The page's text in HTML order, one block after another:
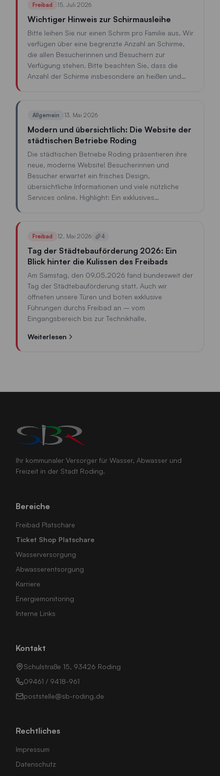
Freibad 15. Juli 2026
Wichtiger Hinweis zur Schirmausleihe
Bitte leihen Sie nur einen Schirm pro Familie aus. Wir
verfügen über eine begrenzte Anzahl an Schirme,
die allen Besucherinnen und Besuchern zur
Verfügung stehen. Bitte beachten Sie, dass die
Anzahl der Schirme insbesondere an heißen und
Verständnis und Ihre Rücksichtnahme.
Allgemein 13. Mai 2026
Modern und übersichtlich: Die Website der
städtischen Betriebe Roding
Die städtischen Betriebe Roding präsentieren ihre
neue, moderne Website! Besucherinnen und
Besucher erwartet ein frisches Design,
übersichtliche Informationen und viele nützliche
Services online. Highlight: Ein exklusives
roding.de und mitmachen!
Freibad 12. Mai 2026 4
Tag der Städtebauförderung 2026: Ein
Blick hinter die Kulissen des Freibads
Am Samstag, den 09.05.2026 fand bundesweit der
Tag der Städtebauförderung statt. Auch wir
öffneten unsere Türen und boten exklusive
Führungen durchs Freibad an – vom
Eingangsbereich bis zur Technikhalle.
Weiterlesen
Ihr kommunaler Versorger für Wasser, Abwasser und
Freizeit in der Stadt Roding.
Bereiche
Freibad Platschare
Ticket Shop Platschare
Wasserversorgung
Abwasserentsorgung
Karriere
Energiemonitoring
Interne Links
Kontakt
Schulstraße 15, 93426 Roding
09461 / 9418-961
poststelle@sb-roding.de
Rechtliches
Impressum
Datenschutz